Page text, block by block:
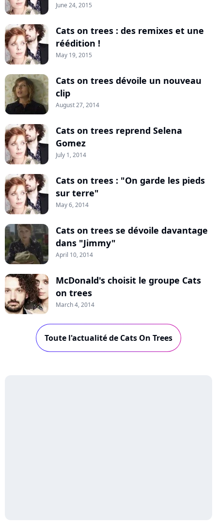
June 24, 2015
Cats on trees : des remixes et une
réédition !
May 19, 2015
Cats on trees dévoile un nouveau
clip
August 27, 2014
Cats on trees reprend Selena
Gomez
July 1, 2014
Cats on trees : "On garde les pieds
sur terre"
May 6, 2014
Cats on trees se dévoile davantage
dans "Jimmy"
April 10, 2014
McDonald's choisit le groupe Cats
on trees
March 4, 2014
Toute l'actualité de Cats On Trees